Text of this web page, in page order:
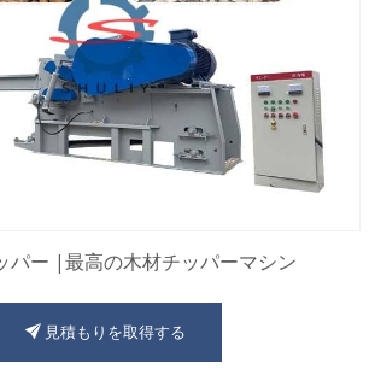
パー |最高の木材チッパーマシン
見積もりを取得する